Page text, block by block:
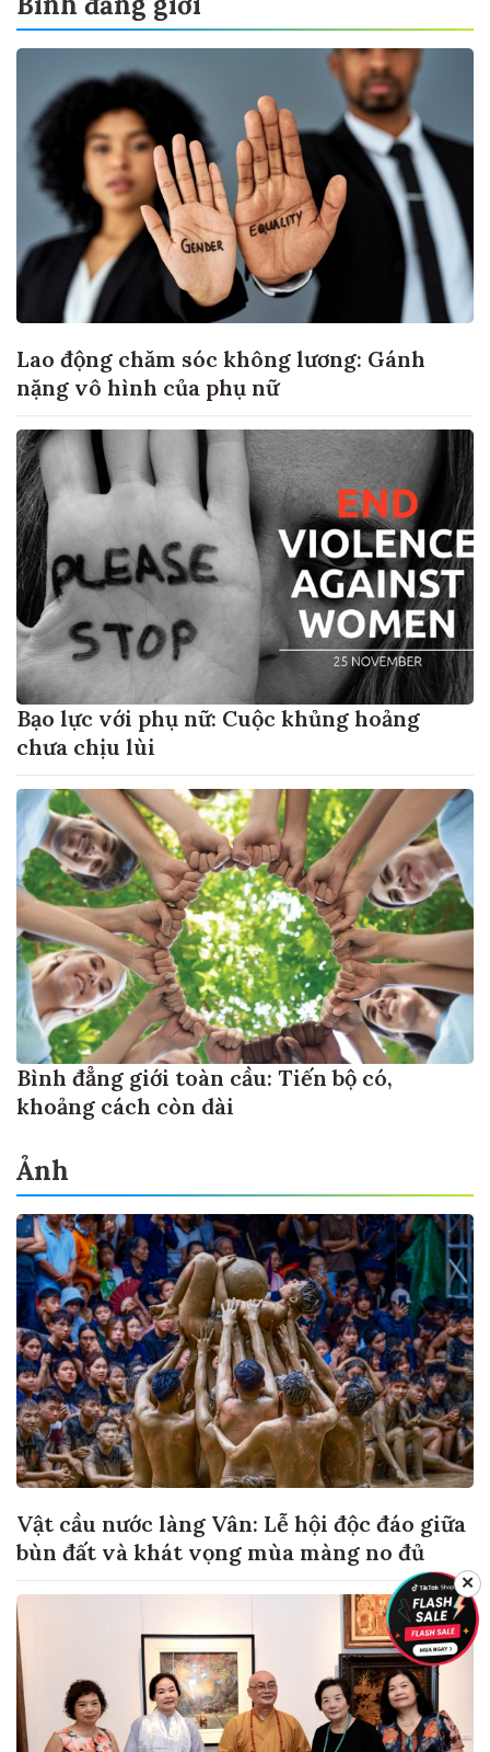
Lao động chăm sóc không lương: Gánh
nặng vô hình của phụ nữ
Bạo lực với phụ nữ: Cuộc khủng hoảng
chưa chịu lùi
Bình đẳng giới toàn cầu: Tiến bộ có,
khoảng cách còn dài
Ảnh
Vật cầu nước làng Vân: Lễ hội độc đáo giữa
bùn đất và khát vọng mùa màng no đủ
✕